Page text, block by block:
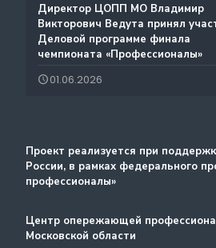
Дополнительные
Методический портал
Атлас доступных профессий для
интеллектуальными нарушениями
️Директор ЦОПП МО Владимир
Викторович Ведута принял
Деловой программе финала
чемпионата «Профессионалы»
01.06.2026
Проект реализуется при
России, в рамках федерального
профессионалы»
Центр опережающей
Московской области